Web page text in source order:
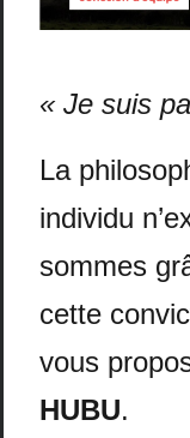
« Je suis
La
individu
sommes
cette
vous
HUBU.